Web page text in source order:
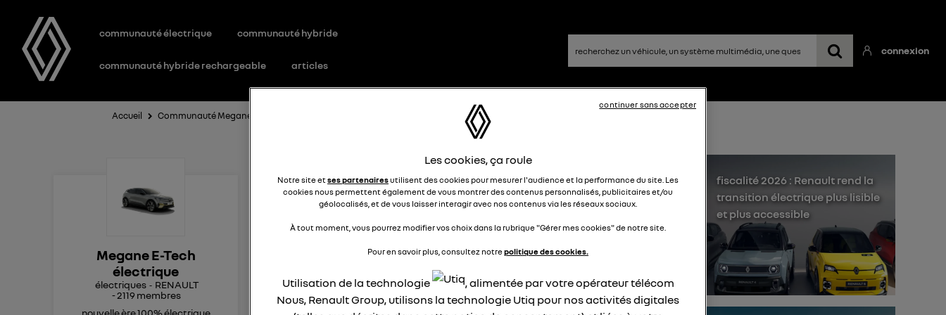
communauté électrique communauté hybride
communauté hybride rechargeable articles
connexion
Accueil Communauté Megane E-Tech électrique
Megane E-Tech
électrique
électriques
RENAULT
-2119 membres
nouvelle ère 100% électrique
application My Renault
JFD
Depuis quelques temps je n'arrive plus à me connecter à mon
application (smartphone): Désolé une erreur est survenue, veuillez
réessayer.
J'ai désinstallé puis réinstallé: idem.
fiscalité 2026 : Renault rend la
transition électrique plus lisible
et plus accessible
Les cookies, ça roule
Notre site etses partenairesutilisent des cookies pour mesurer l'audience et la performance du site. Les
cookies nous permettent également de vous montrer des contenus personnalisés, publicitaires et/ou
géolocalisés, et de vous laisser interagir avec nos contenus via les réseaux sociaux.
À tout moment, vous pourrez modifier vos choix dans la rubrique "Gérer mes cookies" de notre site.
Pour en savoir plus, consultez notrepolitique des cookies.
Utilisation de la technologie
, alimentée par votre opérateur télécom
Nous, Renault Group, utilisons la technologie Utiq pour nos activités digitales
continuer sans accepter